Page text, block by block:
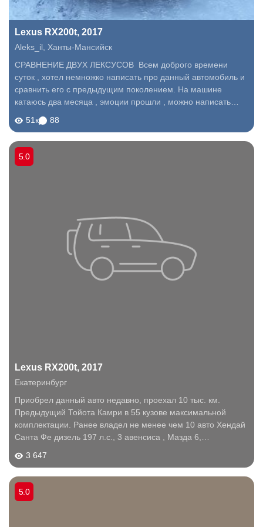
Lexus RX200t, 2017
Aleks_il
Ханты-Мансийск
СРАВНЕНИЕ ДВУХ ЛЕКСУСОВ Всем доброго времени
суток , хотел немножко написать про данный автомобиль и
сравнить его с предыдущим поколением. На машине
катаюсь два месяца , эмоции прошли , можно написать
51к 88
Lexus RX200t, 2017
Екатеринбург
Приобрел данный авто недавно, проехал 10 тыс. км.
Предыдущий Тойота Камри в 55 кузове максимальной
комплектации. Ранее владел не менее чем 10 авто Хендай
Санта Фе дизель 197 л.с., 3 авенсиса , Мазда 6,
ценнике впервые. Комплектация FSport...
3 647
5.0
5.0